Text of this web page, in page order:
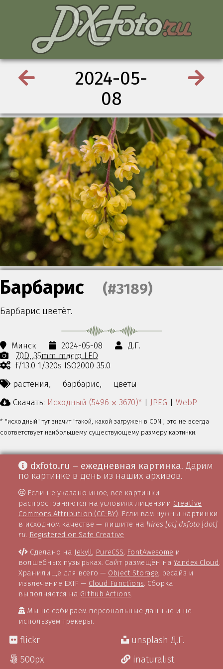
2024-05-
08
Барбарис (#3189)
Барбарис цветёт.
Минск 2024-05-08
Д.Г.
70D 35mm macro LED
f/13.0 1/320s ISO2000 35.0
растения,
барбарис,
цветы
Скачать: Исходный (5496 ⨉ 3670)* | JPEG | WebP
* "исходный" тут значит "такой, какой загружен в CDN", это не всегда
соответствует наибольшему существующему размеру картинки.
dxfoto.ru – ежедневная картинка. Дарим
по картинке в день из наших архивов.
Если не указано иное, все картинки
распространяются на условиях лицензии Creative
Commons Attribution (CC-BY). Если вам нужны картинки
в исходном качестве — пишите на hires [at] dxfoto [dot]
ru. Registered on Safe Creative
Сделано на Jekyll, PureCSS, FontAwesome и
волшебных пузырьках. Сайт размещён наYandex Cloud
Хранилище для всего — Object Storage, ресайз и
извлечение EXIF — Cloud Functions . Сборка
выполняется на Github Actions
Мы не собираем персональные данные и не
используем трекеры.
flickr
500px
unsplash Д.Г.
inaturalist